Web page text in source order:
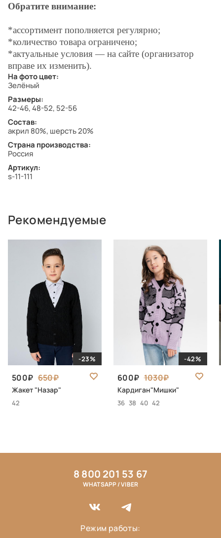
Обратите внимание:
*ассортимент пополняется регулярно;
*количество товара ограничено;
*актуальные условия — на сайте (организатор
вправе их изменить).
На фото цвет:
Зелёный
Размеры:
42-46, 48-52, 52-56
Состав:
акрил 80%, шерсть 20%
Страна производства:
Россия
Артикул:
s-11-111
Рекомендуемые
-23%
500 650
Жакет "Назар"
42
-42%
600 1030
Кардиган"Мишки"
36 38 40 42
8 800 201 53 67
WHATSAPP / VIBER
Режим работы: